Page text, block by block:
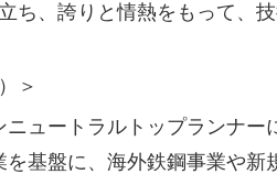
ち、誇りと情熱をもって、
＞
ュートラルトップランナー
基盤に、海外鉄鋼事業や新